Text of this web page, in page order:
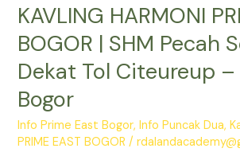
KAVLING HARMONI
BOGOR | SHM Pecah
Dekat Tol Citeureup
Bogor
Info Prime East Bogor,Info Puncak Dua,
PRIME EAST BOGOR /